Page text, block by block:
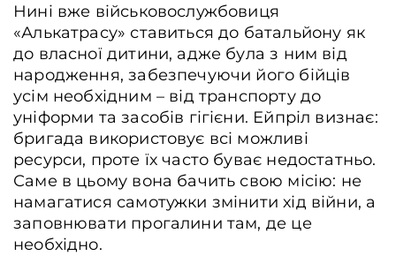
Нині вже військовослужбовиця
«Алькатрасу» ставиться до батальйону як
до власної дитини, адже була з ним від
народження, забезпечуючи його бійців
усім необхідним – від транспорту до
уніформи та засобів гігієни. Ейпріл визнає:
бригада використовує всі можливі
ресурси, проте їх часто буває недостатньо.
Саме в цьому вона бачить свою місію: не
намагатися самотужки змінити хід війни, а
заповнювати прогалини там, де це
необхідно.